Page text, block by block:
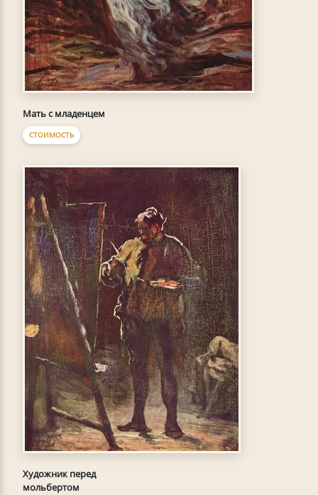
Мать с младенцем
СТОИМОСТЬ
Художник перед
мольбертом